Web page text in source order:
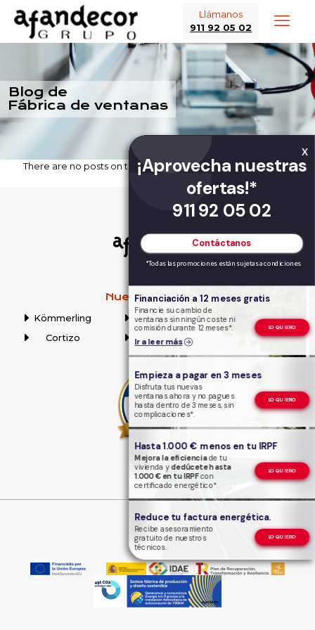
Llámanos
911 92 05 02
Blog de
Fábrica de ventanas
There are no posts on the list.¡Aprovecha nuestras
ofertas!*
911 92 05 02
X
Contáctanos
*Todas las promociones están sujetas a condiciones
Financiación a 12 meses gratis
Financie su cambio de
ventanas sin ningún coste ni
comisión durante 12 meses*.
Ir a leer más
LO QUIERO
Empieza a pagar en 3 meses
Disfruta tus nuevas
ventanas ahora y no pagues
hasta dentro de 3 meses, sin
complicaciones*.
LO QUIERO
Hasta 1.000 € menos en tu IRPF
Mejora la eficienciade tu
vivienda ydedúcete hasta
1.000 € en tu IRPFcon
certificado energético*.
LO QUIERO
Reduce tu factura energética.
Recibe asesoramiento
gratuito de nuestros
técnicos.
LO QUIERO
Nuestras marcas
Kömmerling
Cortizo
Schüco
Guardian Glass
Technal
Ver todas